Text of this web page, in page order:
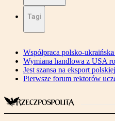
Tagi
Współpraca polsko-
Wymiana handlowa z USA
Jest szansa na eksport
Pierwsze forum rektorów